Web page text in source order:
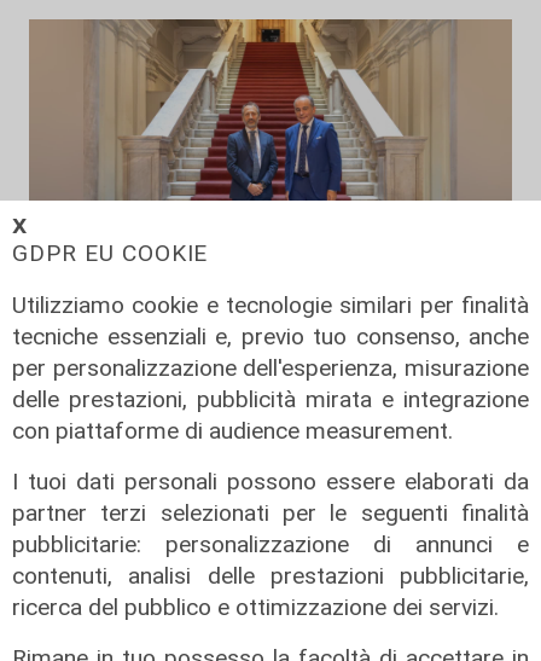
𝗫
GDPR EU COOKIE
Utilizziamo cookie e tecnologie similari per finalità
tecniche essenziali e, previo tuo consenso, anche
per personalizzazione dell'esperienza, misurazione
delle prestazioni, pubblicità mirata e integrazione
con piattaforme di audience measurement.
I tuoi dati personali possono essere elaborati da
partner terzi selezionati per le seguenti finalità
pubblicitarie: personalizzazione di annunci e
contenuti, analisi delle prestazioni pubblicitarie,
ricerca del pubblico e ottimizzazione dei servizi.
L'assemblea
Interporto di Vado, rinnovato il Cda:
Pierangelo Olivieri presidente
22/07/2026
di Redazione